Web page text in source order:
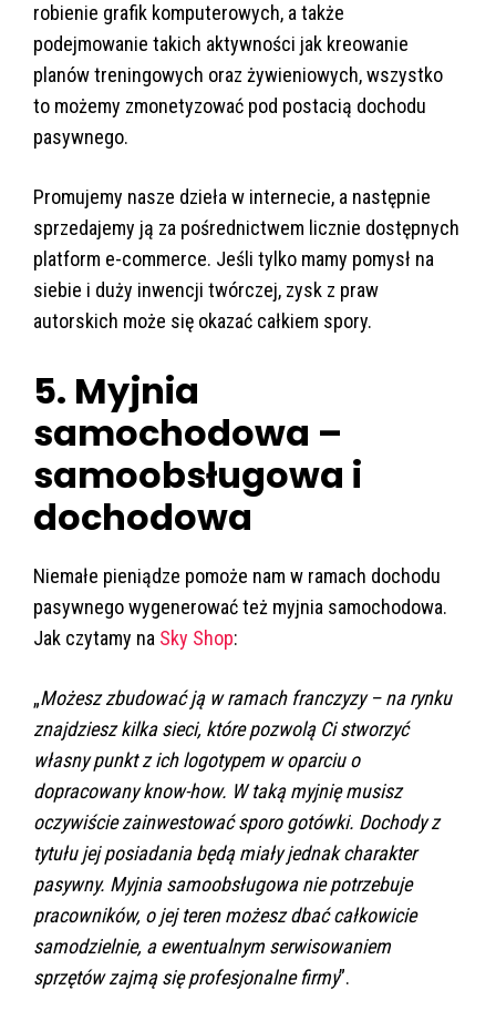
robienie grafik komputerowych, a także
podejmowanie takich aktywności jak kreowanie
planów treningowych oraz żywieniowych, wszystko
to możemy zmonetyzować pod postacią dochodu
pasywnego.
Promujemy nasze dzieła w internecie, a następnie
sprzedajemy ją za pośrednictwem licznie dostępnych
platform e-commerce. Jeśli tylko mamy pomysł na
siebie i duży inwencji twórczej, zysk z praw
autorskich może się okazać całkiem spory.
5. Myjnia
samochodowa –
samoobsługowa i
dochodowa
Niemałe pieniądze pomoże nam w ramach dochodu
pasywnego wygenerować też myjnia samochodowa.
Jak czytamy na Sky Shop:
„Możesz zbudować ją w ramach franczyzy – na rynku
znajdziesz kilka sieci, które pozwolą Ci stworzyć
własny punkt z ich logotypem w oparciu o
dopracowany know-how. W taką myjnię musisz
oczywiście zainwestować sporo gotówki. Dochody z
tytułu jej posiadania będą miały jednak charakter
pasywny. Myjnia samoobsługowa nie potrzebuje
pracowników, o jej teren możesz dbać całkowicie
samodzielnie, a ewentualnym serwisowaniem
sprzętów zajmą się profesjonalne firmy”.